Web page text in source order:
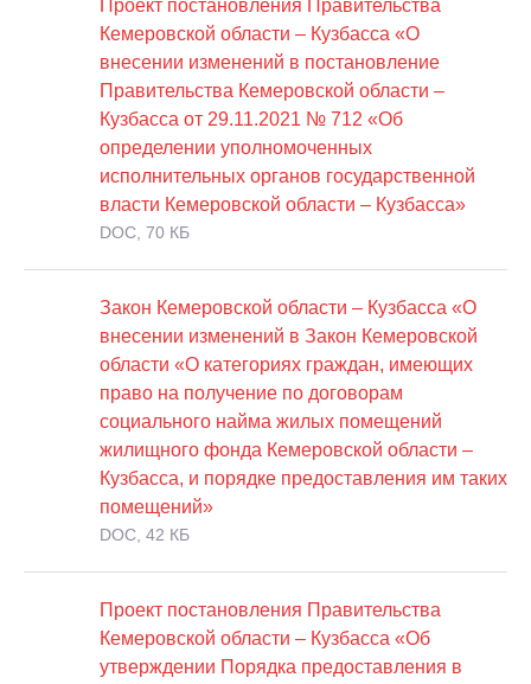
Проект постановления Правительства
Кемеровской области – Кузбасса «О
внесении изменений в постановление
Правительства Кемеровской области –
Кузбасса от 29.11.2021 № 712 «Об
определении уполномоченных
исполнительных органов государственной
власти Кемеровской области – Кузбасса»
DOC, 70 КБ
Закон Кемеровской области – Кузбасса «О
внесении изменений в Закон Кемеровской
области «О категориях граждан, имеющих
право на получение по договорам
социального найма жилых помещений
жилищного фонда Кемеровской области –
Кузбасса, и порядке предоставления им таких
помещений»
DOC, 42 КБ
Проект постановления Правительства
Кемеровской области – Кузбасса «Об
утверждении Порядка предоставления в